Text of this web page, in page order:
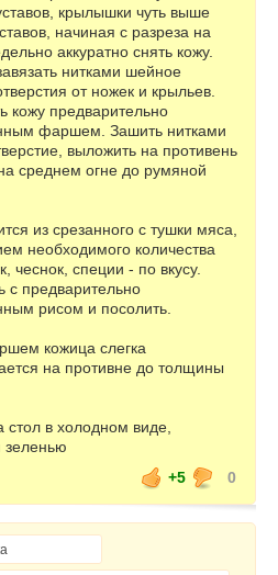
крылышки чуть выше
начиная с разреза на
аккуратно снять кожу.
нитками шейное
от ножек и крыльев.
кожу предварительно
фаршем. Зашить нитками
выложить на противень
среднем огне до румяной
из срезанного с тушки мяса,
необходимого количества
чеснок, специи - по вкусу.
с предварительно
рисом и посолить.
кожица слегка
на противне до толщины
стол в холодном виде,
зеленью
+5
0